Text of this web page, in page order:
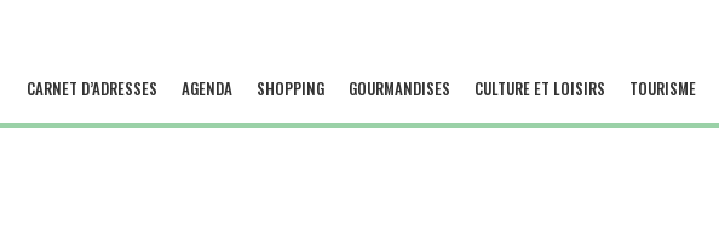
CARNET D’ADRESSES AGENDA SHOPPING GOURMANDISES CULTURE ET LOISIRS TOURISME